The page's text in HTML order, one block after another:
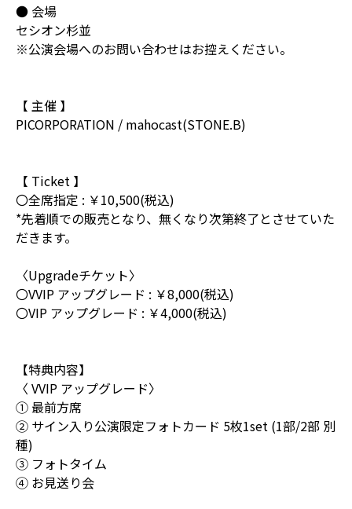
● 会場
セシオン杉並
※公演会場へのお問い合わせはお控えください。
【 主催 】
PICORPORATION / mahocast(STONE.B)
【 Ticket 】
〇全席指定 : ￥10,500(税込)
*先着順での販売となり、無くなり次第終了とさせていた
だきます。
〈Upgradeチケット〉
〇VVIP アップグレード : ￥8,000(税込)
〇VIP アップグレード : ￥4,000(税込)
【特典内容】
〈 VVIP アップグレード〉
① 最前方席
② サイン入り公演限定フォトカード 5枚1set (1部/2部 別
種)
③ フォトタイム
④ お見送り会